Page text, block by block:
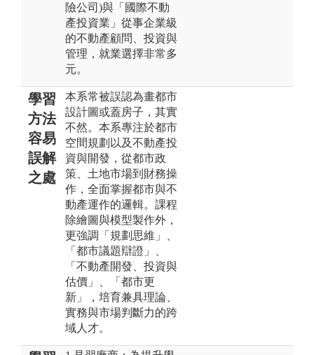
險公司)與「國際不動
產投資業」從事企業級
的不動產顧問、投資與
管理，就業選擇非常多
元。
學習
方法
容易
誤解
之處
本系常被誤認為畫都市
設計圖或蓋房子，其實
不然。本系專注於都市
空間規劃以及不動產投
資與開發，從都市政
策、土地市場到財務操
作，全面掌握都市與不
動產運作的邏輯。課程
除繪圖與模型製作外，
更強調「規劃思維」、
「都市議題辯證」、
「不動產開發、投資與
估價」、「都市更
新」，培育兼具理論、
實務與市場判斷力的跨
域人才。